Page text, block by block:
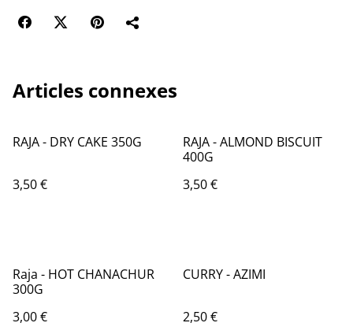
Articles connexes
RAJA - DRY CAKE 350G
3,50 €
RAJA - ALMOND BISCUIT
400G
3,50 €
Raja - HOT CHANACHUR
300G
3,00 €
CURRY - AZIMI
2,50 €